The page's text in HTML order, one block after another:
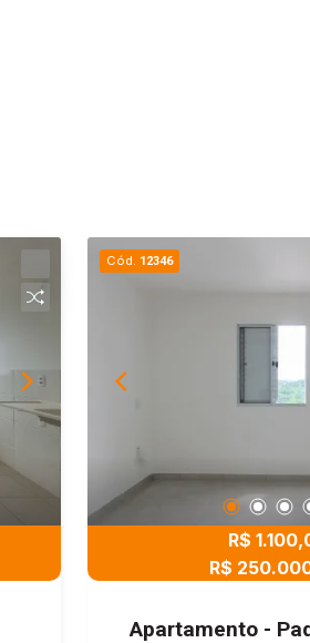
Cód. 12346
R$
R$
Apartamento -